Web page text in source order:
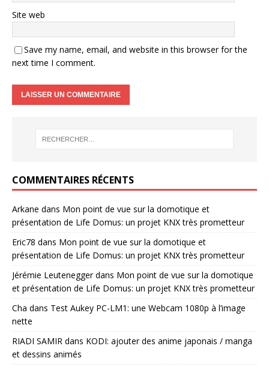
Site web
Save my name, email, and website in this browser for the
next time I comment.
COMMENTAIRES RÉCENTS
Arkane dans Mon point de vue sur la domotique et
présentation de Life Domus: un projet KNX très prometteur
Eric78 dans Mon point de vue sur la domotique et
présentation de Life Domus: un projet KNX très prometteur
Jérémie Leuteneggerdans Mon point de vue sur la domotique
et présentation de Life Domus: un projet KNX très prometteur
Cha dans Test Aukey PC-LM1: une Webcam 1080p à l’image
nette
RIADI SAMIR dans KODI: ajouter des anime japonais / manga
et dessins animés